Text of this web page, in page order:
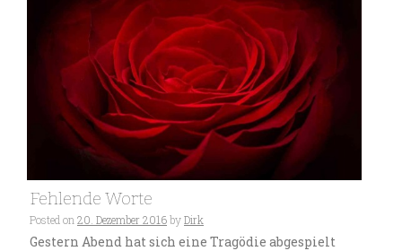
Fehlende Worte
Posted on 20. Dezember 2016byDirk
Gestern Abend hat sich eine Tragödie abgespielt